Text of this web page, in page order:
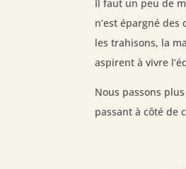
Il faut un peu de
n’est épargné des
les trahisons, la
aspirent à vivre
Nous passons
passant à côté de